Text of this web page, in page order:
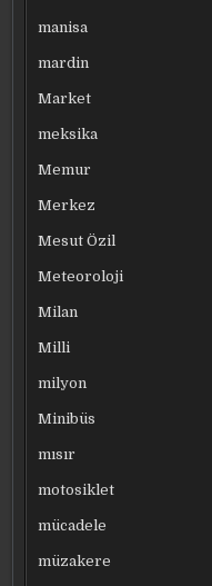
manisa
mardin
Market
meksika
Memur
Merkez
Mesut Özil
Meteoroloji
Milan
Milli
milyon
Minibüs
mısır
motosiklet
mücadele
müzakere